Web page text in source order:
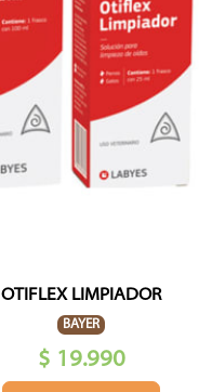
OTIFLEX LIMPIADOR
BAYER
$ 19.990